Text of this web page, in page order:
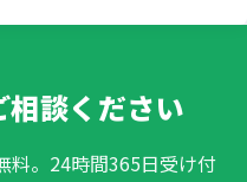
相談ください
料。24時間365日受け付